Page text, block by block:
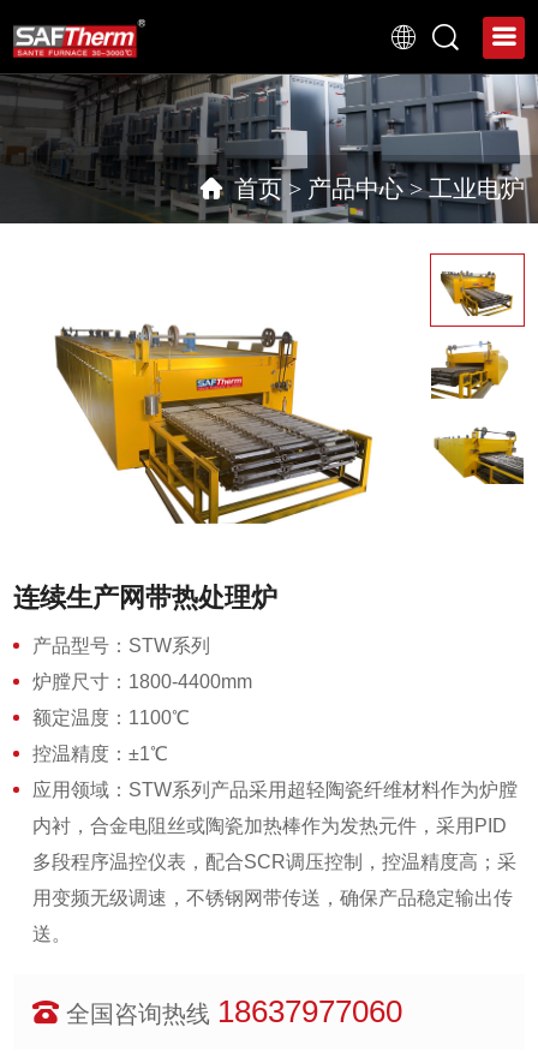
首页> 产品中心>工业电炉
连续生产网带热处理炉
产品型号：STW系列
炉膛尺寸：1800-4400mm
额定温度：1100℃
控温精度：±1℃
应用领域：STW系列产品采用超轻陶瓷纤维材料作为炉膛
内衬，合金电阻丝或陶瓷加热棒作为发热元件，采用PID
多段程序温控仪表，配合SCR调压控制，控温精度高；采
用变频无级调速，不锈钢网带传送，确保产品稳定输出传
送。
全国咨询热线 18637977060